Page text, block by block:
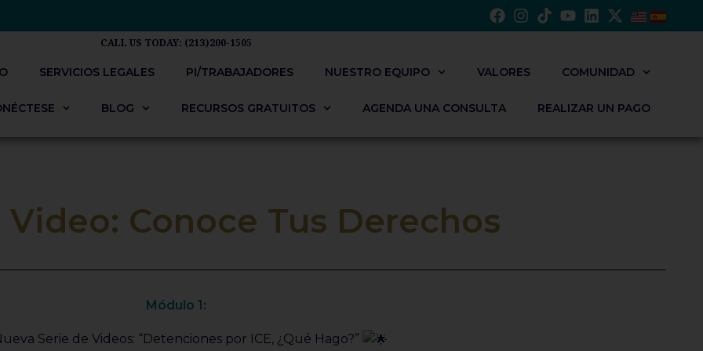
CALL US TODAY: (213)200-1505
SERVICIOS LEGALES PI/TRABAJADORES​ NUESTRO EQUIPO VALORES COMUNIDAD
BLOG RECURSOS GRATUITOS AGENDA UNA CONSULTA REALIZAR UN PAGO
Video: Conoce Tus Derechos
Módulo 1:​
Serie de Videos: “Detenciones por ICE, ¿Qué Hago?”